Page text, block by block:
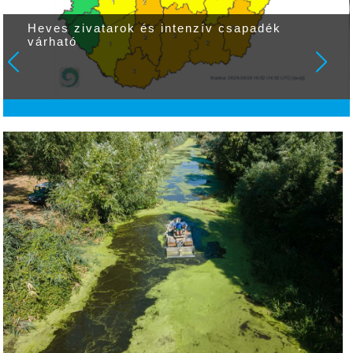
Heves zivatarok és intenzív csapadék
várható